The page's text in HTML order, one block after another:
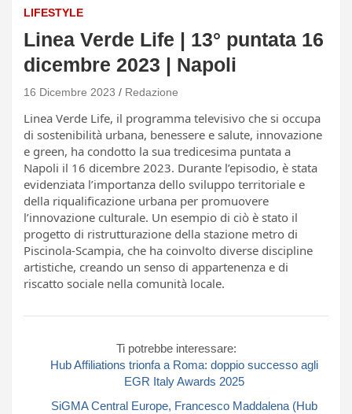
LIFESTYLE
Linea Verde Life | 13° puntata 16
dicembre 2023 | Napoli
16 Dicembre 2023 Redazione
Linea Verde Life, il programma televisivo che si occupa
di sostenibilità urbana, benessere e salute, innovazione
e green, ha condotto la sua tredicesima puntata a
Napoli il 16 dicembre 2023. Durante l’episodio, è stata
evidenziata l’importanza dello sviluppo territoriale e
della riqualificazione urbana per promuovere
l’innovazione culturale. Un esempio di ciò è stato il
progetto di ristrutturazione della stazione metro di
Piscinola-Scampia, che ha coinvolto diverse discipline
artistiche, creando un senso di appartenenza e di
riscatto sociale nella comunità locale.
Ti potrebbe interessare:
Hub Affiliations trionfa a Roma: doppio successo agli
EGR Italy Awards 2025
SiGMA Central Europe, Francesco Maddalena (Hub